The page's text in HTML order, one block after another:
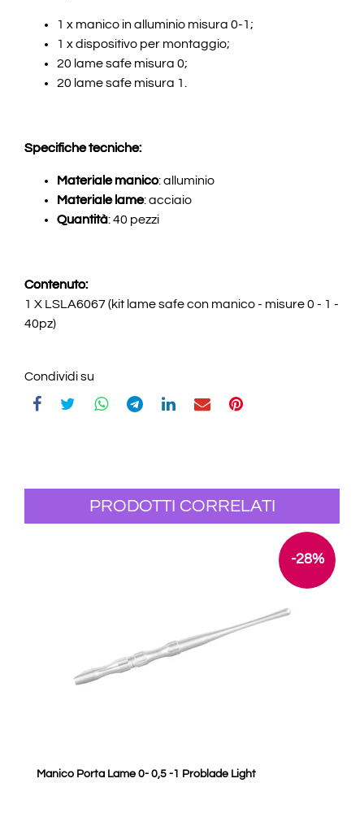
1 x manico in alluminio misura 0-1;
1 x dispositivo per montaggio;
20 lame safe misura 0;
20 lame safe misura 1.
Specifiche tecniche:
Materiale manico: alluminio
Materiale lame: acciaio
Quantità: 40 pezzi
Contenuto:
1 X LSLA6067 (kit lame safe con manico - misure 0 - 1 -
40pz)
Condividi su
PRODOTTI CORRELATI
-28%
Manico Porta Lame 0- 0,5 -1 Problade Light